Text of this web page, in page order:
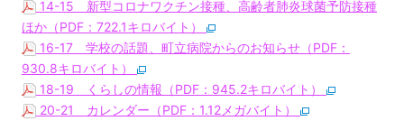
14-15 新型コロナワクチン接種、高齢者肺炎球菌予防接種
ほか（PDF：722.1キロバイト）
16-17 学校の話題、町立病院からのお知らせ（PDF：
930.8キロバイト）
18-19 くらしの情報（PDF：945.2キロバイト）
20-21 カレンダー（PDF：1.12メガバイト）